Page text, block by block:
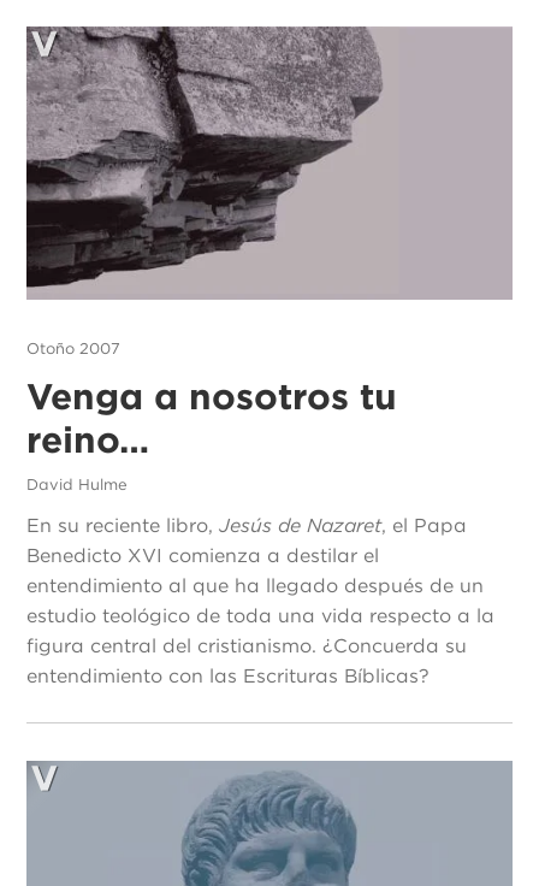
Otoño 2007
Venga a nosotros tu
reino…
David Hulme
En su reciente libro,Jesús de Nazaret, el Papa
Benedicto XVI comienza a destilar el
entendimiento al que ha llegado después de un
estudio teológico de toda una vida respecto a la
figura central del cristianismo. ¿Concuerda su
entendimiento con las Escrituras Bíblicas?